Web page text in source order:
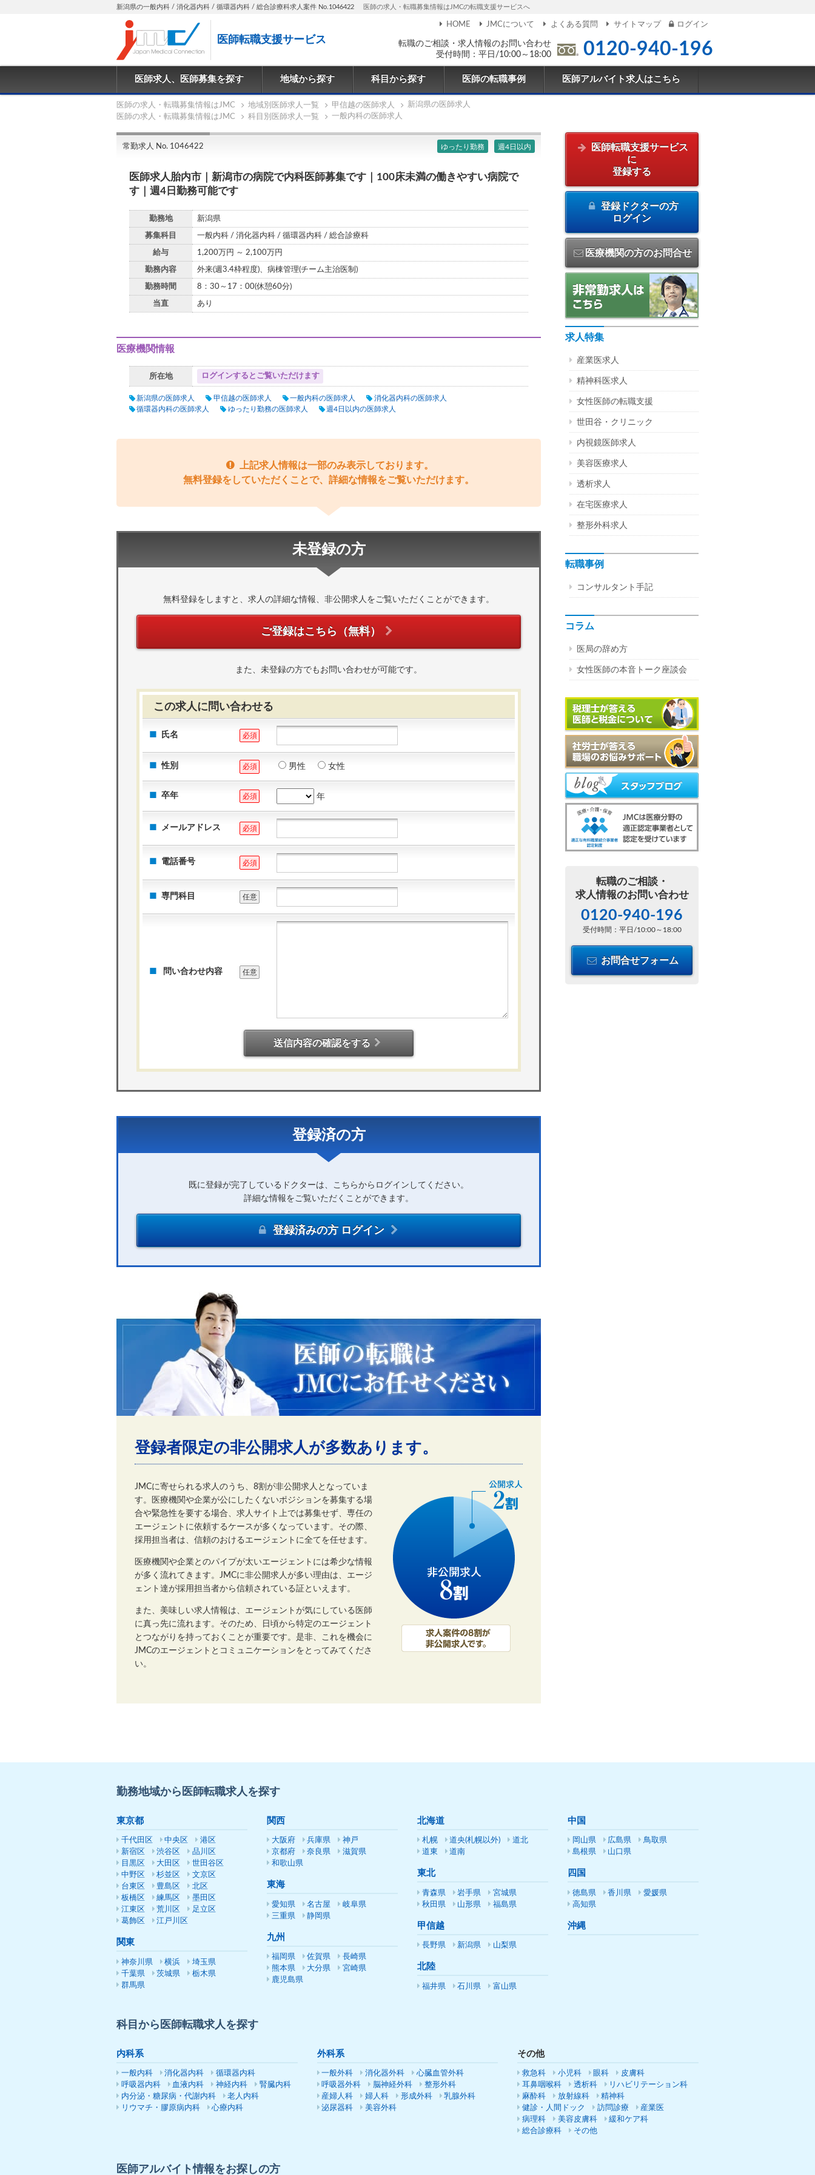
新潟県の一般内科 / 消化器内科 / 循環器内科 / 総合診療科求人案件 No.1046422 医師の求人・転職募集情報はJMCの転職支援サービスへ
医師転職支援サービス
転職のご相談・求人情報のお問い合わせ
受付時間：平日/10:00～18:00
0120-940-196
HOME JMCについて よくある質問 サイトマップ ログイン
医師求人、医師募集を探す 地域から探す 科目から探す 医師の転職事例 医師アルバイト求人はこちら
医師の求人・転職募集情報はJMC 地域別医師求人一覧 甲信越の医師求人
新潟県の医師求人
医師の求人・転職募集情報はJMC
科目別医師求人一覧 一般内科の医師求人
常勤求人 No. 1046422 ゆったり勤務 週4日以内
医師求人胎内市｜新潟市の病院で内科医師募集です｜100床未満の働きやすい病院で
す｜週4日勤務可能です
勤務地 新潟県
募集科目 一般内科 / 消化器内科 / 循環器内科 / 総合診療科
給与 1,200万円 ～ 2,100万円
勤務内容 外来(週3.4枠程度)、病棟管理(チーム主治医制)
勤務時間 8：30～17：00(休憩60分)
当直 あり
医療機関情報
所在地 ログインするとご覧いただけます
新潟県の医師求人 甲信越の医師求人 一般内科の医師求人
消化器内科の医師求人
循環器内科の医師求人
ゆったり勤務の医師求人 週4日以内の医師求人
上記求人情報は一部のみ表示しております。
無料登録をしていただくことで、詳細な情報をご覧いただけます。
未登録の方
無料登録をしますと、求人の詳細な情報、非公開求人をご覧いただくことができます。
ご登録はこちら（無料）
また、未登録の方でもお問い合わせが可能です。
この求人に問い合わせる
氏名 必須
性別 必須 男性 女性
卒年 必須 年
メールアドレス 必須
電話番号 必須
専門科目 任意
問い合わせ内容 任意
送信内容の確認をする
登録済の方
既に登録が完了しているドクターは、こちらからログインしてください。
詳細な情報をご覧いただくことができます。
登録済みの方 ログイン
登録者限定の非公開求人が多数あります。
JMCに寄せられる求人のうち、8割が非公開求人となっていま
す。医療機関や企業が公にしたくないポジションを募集する場
合や緊急性を要する場合、求人サイト上では募集せず、専任の
エージェントに依頼するケースが多くなっています。その際、
採用担当者は、信頼のおけるエージェントに全てを任せます。
医療機関や企業とのパイプが太いエージェントには希少な情報
が多く流れてきます。JMCに非公開求人が多い理由は、エージ
ェント達が採用担当者から信頼されている証といえます。
また、美味しい求人情報は、エージェントが気にしている医師
に真っ先に流れます。そのため、日頃から特定のエージェント
とつながりを持っておくことが重要です。是非、これを機会に
JMCのエージェントとコミュニケーションをとってみてくださ
い。
医師転職支援サービス
に
登録する
登録ドクターの方
ログイン
医療機関の方のお問合せ
求人特集
産業医求人
精神科医求人
女性医師の転職支援
世田谷・クリニック
内視鏡医師求人
美容医療求人
透析求人
在宅医療求人
整形外科求人
転職事例
コンサルタント手記
コラム
医局の辞め方
女性医師の本音トーク座談会
転職のご相談・
求人情報のお問い合わせ
0120-940-196
受付時間：平日/10:00～18:00
お問合せフォーム
勤務地域から医師転職求人を探す
東京都
千代田区 中央区
港区
新宿区
渋谷区
品川区
目黒区
大田区
世田谷区
中野区
杉並区
文京区
台東区
豊島区
北区
板橋区
練馬区
墨田区
江東区
荒川区
足立区
葛飾区
江戸川区
関東
神奈川県 横浜
埼玉県
千葉県
茨城県
栃木県
群馬県
関西
大阪府 兵庫県
神戸
京都府
奈良県
滋賀県
和歌山県
東海
愛知県 名古屋
岐阜県
三重県
静岡県
九州
福岡県 佐賀県
長崎県
熊本県
大分県
宮崎県
鹿児島県
北海道
札幌 道央(札幌以外)
道北
道東
道南
東北
青森県 岩手県
宮城県
秋田県
山形県 福島県
甲信越
長野県 新潟県 山梨県
北陸
福井県 石川県 富山県
中国
岡山県 広島県
鳥取県
島根県
山口県
四国
徳島県 香川県
愛媛県
高知県
沖縄
科目から医師転職求人を探す
内科系
一般内科 消化器内科
循環器内科
呼吸器内科
血液内科 神経内科
腎臓内科
内分泌・糖尿病・代謝内科
老人内科
リウマチ・膠原病内科
心療内科
外科系
一般外科 消化器外科
心臓血管外科
呼吸器外科
脳神経外科
整形外科
産婦人科
婦人科 形成外科
乳腺外科
泌尿器科
美容外科
その他
救急科 小児科 眼科
皮膚科
耳鼻咽喉科
透析科
リハビリテーション科
麻酔科
放射線科
精神科
健診・人間ドック
訪問診療
産業医
病理科
美容皮膚科
緩和ケア科
総合診療科
その他
医師アルバイト情報をお探しの方